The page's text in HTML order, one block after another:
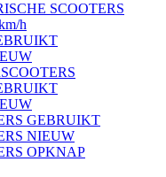
SCOOTERS
h
GEBRUIKT
NIEUW
OPKNAP